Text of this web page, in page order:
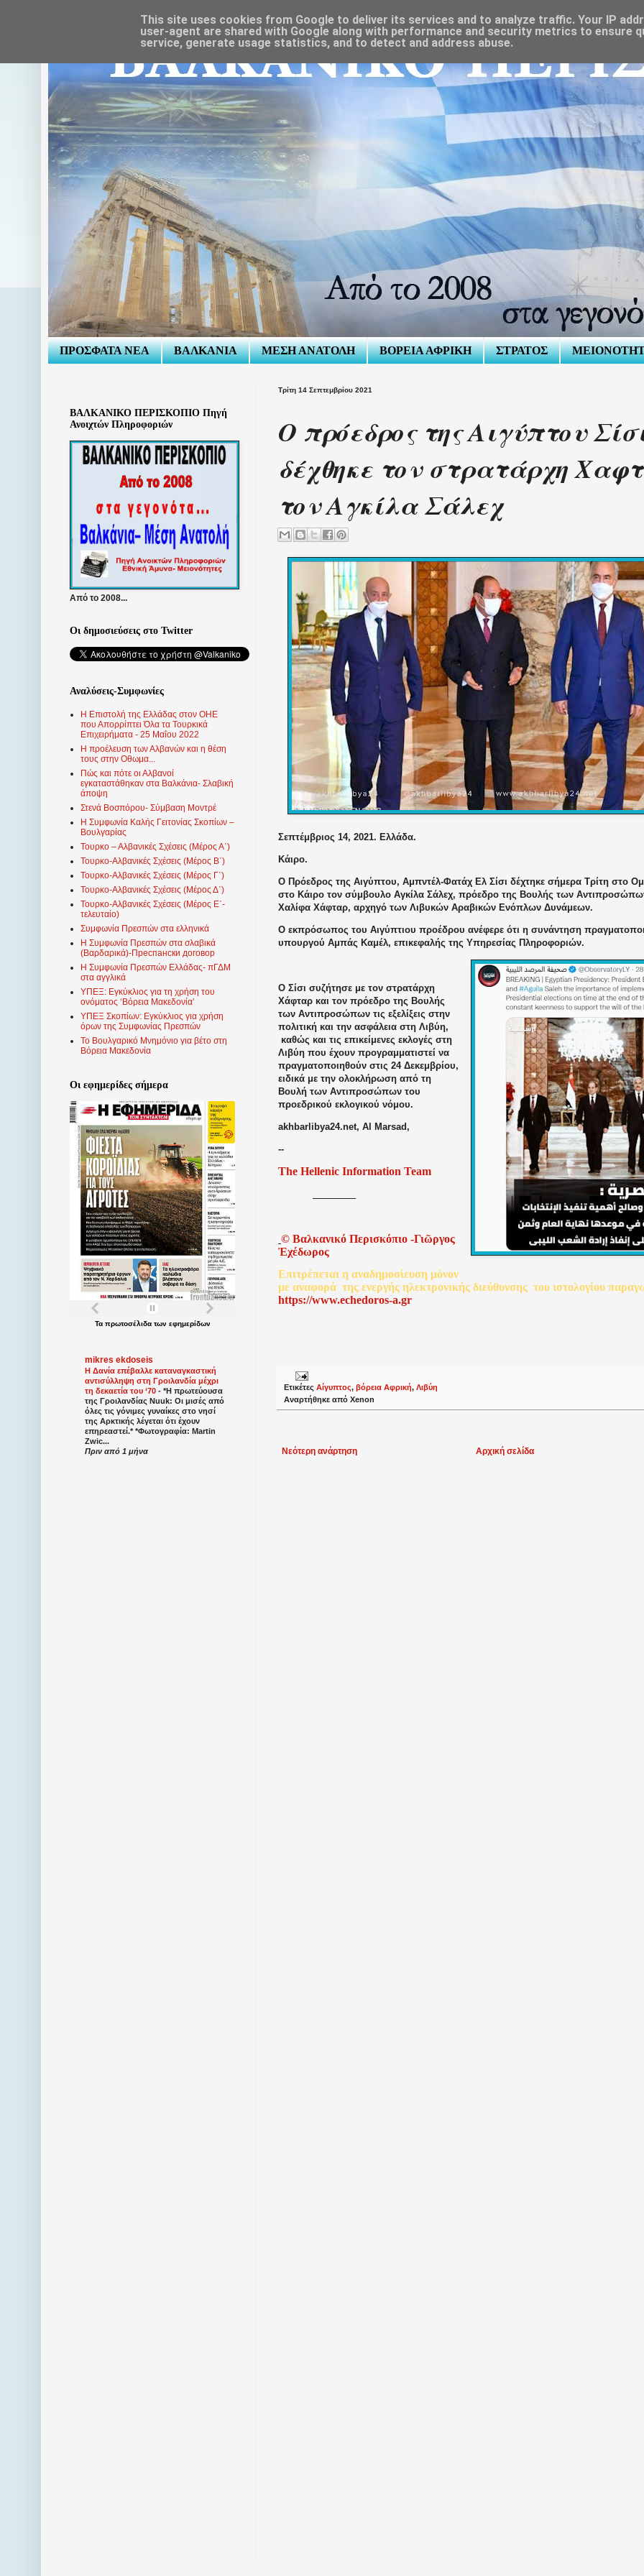
ΠΡΟΣΦΑΤΑ ΝΕΑ ΒΑΛΚΑΝΙΑ ΜΕΣΗ ΑΝΑΤΟΛΗ ΒΟΡΕΙΑ ΑΦΡΙΚΗ ΣΤΡΑΤΟΣ
Τρίτη 14 Σεπτεμβρίου 2021
Ο πρόεδρος της Αιγύπτου
δέχθηκε τον στρατάρχη
τον Αγκίλα Σάλεχ
Σεπτέμβριος 14, 2021. Ελλάδα.
Κάιρο.
Ο Πρόεδρος της Αιγύπτου, Αμπντέλ-Φατάχ Ελ Σίσι δέχτηκε σήμερα Τρίτη στο
στο Κάιρο τον σύμβουλο Αγκίλα Σάλεχ, πρόεδρο της Βουλής των
Χαλίφα Χάφταρ, αρχηγό των Λιβυκών Αραβικών Ενόπλων Δυνάμεων.
Ο εκπρόσωπος του Αιγύπτιου προέδρου ανέφερε ότι η συνάντηση
υπουργού Αμπάς Καμέλ, επικεφαλής της Υπηρεσίας Πληροφοριών.
Ο Σίσι συζήτησε με τον στρατάρχη
Χάφταρ και τον πρόεδρο της Βουλής
των Αντιπροσώπων τις εξελίξεις στην
πολιτική και την ασφάλεια στη Λιβύη,
καθώς και τις επικείμενες εκλογές στη
Λιβύη που έχουν προγραμματιστεί να
πραγματοποιηθούν στις 24 Δεκεμβρίου,
ειδικά με την ολοκλήρωση από τη
Βουλή των Αντιπροσώπων του
προεδρικού εκλογικού νόμου.
akhbarlibya24.net, Al Marsad,
--
The Hellenic Information Team
© Βαλκανικό Περισκόπιο -Γιῶργος
Ἐχέδωρος
Επιτρέπεται η αναδημοσίευση μόνον
με αναφορά της ενεργής ηλεκτρονικής διεύθυνσης του ιστολογίου
https://www.echedoros-a.gr
Ετικέτες Αίγυπτος, βόρεια Αφρική, Λιβύη
Αναρτήθηκε από Xenon
Νεότερη ανάρτηση Αρχική σελίδα
ΒΑΛΚΑΝΙΚΟ ΠΕΡΙΣΚΟΠΙΟ Πηγή
Ανοιχτών Πληροφοριών
Από το 2008...
Οι δημοσιεύσεις στο Twitter
Αναλύσεις-Συμφωνίες
Η Επιστολή της Ελλάδας στον ΟΗΕ
που Απορρίπτει Όλα τα Τουρκικά
Επιχειρήματα - 25 Μαΐου 2022
Η προέλευση των Αλβανών και η θέση
τους στην Οθωμα...
Πώς και πότε οι Αλβανοί
εγκαταστάθηκαν στα Βαλκάνια- Σλαβική
άποψη
Στενά Βοσπόρου- Σύμβαση Μοντρέ
Η Συμφωνία Καλής Γειτονίας Σκοπίων –
Βουλγαρίας
Τουρκο – Αλβανικές Σχέσεις (Mέρος Α΄)
Τουρκο-Αλβανικές Σχέσεις (Μέρος Β΄)
Τουρκο-Αλβανικές Σχέσεις (Μέρος Γ΄)
Τουρκο-Αλβανικές Σχέσεις (Μέρος Δ΄)
Τουρκο-Αλβανικές Σχέσεις (Μέρος Ε΄-
τελευταίο)
Συμφωνία Πρεσπών στα ελληνικά
Η Συμφωνία Πρεσπών στα σλαβικά
(Βαρδαρικά)-Преспански договор
Η Συμφωνία Πρεσπών Ελλάδας- πΓΔΜ
στα αγγλικά
ΥΠΕΞ: Εγκύκλιος για τη χρήση του
ονόματος ‘Βόρεια Μακεδονία’
ΥΠΕΞ Σκοπίων: Εγκύκλιος για χρήση
όρων της Συμφωνίας Πρεσπών
Το Βουλγαρικό Μνημόνιο για βέτο στη
Βόρεια Μακεδονία
Οι εφημερίδες σήμερα
Τα πρωτοσέλιδατων εφημερίδων
mikres ekdoseis
Η Δανία επέβαλλε καταναγκαστική
αντισύλληψη στη Γροιλανδία μέχρι
τη δεκαετία του ‘70 - *Η πρωτεύουσα
της Γροιλανδίας Nuuk: Οι μισές από
όλες τις γόνιμες γυναίκες στο νησί
της Αρκτικής λέγεται ότι έχουν
επηρεαστεί.* *Φωτογραφία: Martin
Zwic...
Πριν από 1 μήνα
This site uses cookies from Google to deliver its services and to analyze traffic. Your IP
user-agent are shared with Google along with performance and security metrics to ensure
service, generate usage statistics, and to detect and address abuse.